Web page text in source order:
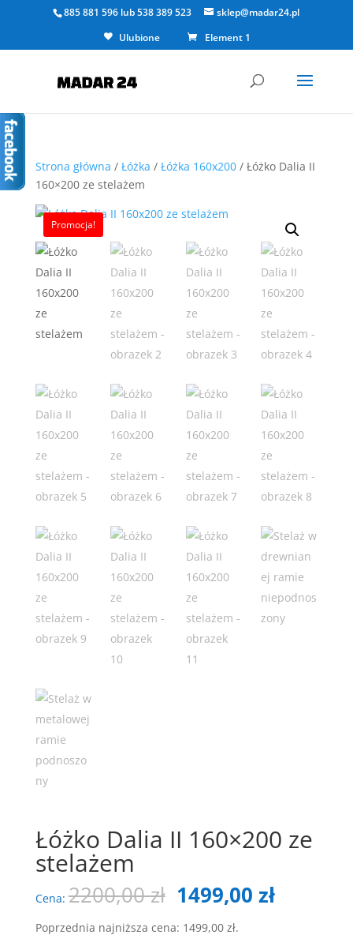
885 881 596 lub538 389 523
sklep@madar24.pl
Ulubione
Element 1
Strona główna / Łóżka / Łóżka 160x200/ Łóżko Dalia II
160×200 ze stelażem
Promocja!
Łóżko Dalia II 160×200 ze
stelażem
Cena: 2200,00zł Pierwotna
cena
wynosiła:
1499,00 zł
Poprzednia najniższa cena: 1499,00 zł.